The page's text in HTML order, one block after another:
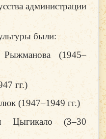
администрации
были:
Рыжманова (1945–
гг.)
(1947–1949 гг.)
Цыгикало (3–30